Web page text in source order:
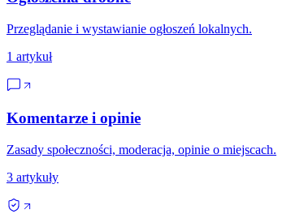
Przeglądanie i wystawianie ogłoszeń lokalnych.
1 artykuł
Komentarze i opinie
Zasady społeczności, moderacja, opinie o miejscach.
3 artykuły